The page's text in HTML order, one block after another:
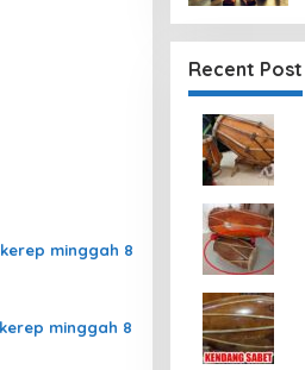
minggah 8
minggah 8
Recent Post